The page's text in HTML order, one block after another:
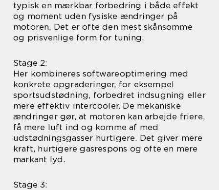
typisk en mærkbar forbedring i både effekt
og moment uden fysiske ændringer på
motoren. Det er ofte den mest skånsomme
og prisvenlige form for tuning.
Stage 2:
Her kombineres softwareoptimering med
konkrete opgraderinger, for eksempel
sportsudstødning, forbedret indsugning eller
mere effektiv intercooler. De mekaniske
ændringer gør, at motoren kan arbejde friere,
få mere luft ind og komme af med
udstødningsgasser hurtigere. Det giver mere
kraft, hurtigere gasrespons og ofte en mere
markant lyd.
Stage 3: